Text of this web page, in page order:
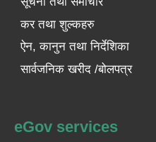
कर तथा शुल्कहरु
ऐन, कानुन तथा निर्देशिका
सार्वजनिक खरीद /बोलपत्र
eGov services